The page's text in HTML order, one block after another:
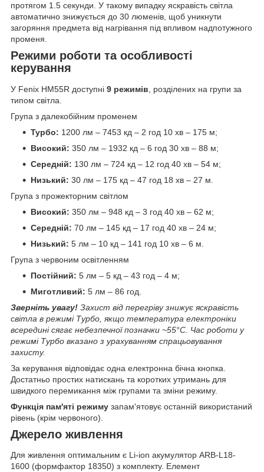
протягом 1.5 секунди. У такому випадку яскравість світла
автоматично знижується до 30 люменів, щоб уникнути
загоряння предмета від нагрівання під впливом надпотужного
променя.
Режими роботи та особливості
керування
У Fenix HM55R доступні 9 режимів , розділених на групи за
типом світла.
Група з далекобійним променем
Турбо: 1200 лм – 7453 кд – 2 год 10 хв – 175 м;
Високий: 350 лм – 1932 кд – 6 год 30 хв – 88 м;
Середній: 130 лм – 724 кд – 12 год 40 хв – 54 м;
Низький: 30 лм – 175 кд – 47 год 18 хв – 27 м.
Група з прожекторним світлом
Високий: 350 лм – 948 кд – 3 год 40 хв – 62 м;
Середній: 70 лм – 145 кд – 17 год 40 хв – 24 м;
Низький: 5 лм – 10 кд – 141 год 10 хв – 6 м.
Група з червоним освітленням
Постійний: 5 лм – 5 кд – 43 год – 4 м;
Миготливий: 5 лм – 86 год.
Зверніть увагу! Захист від перегріву знижує яскравість
світла в режимі Турбо, якщо температура електроніки
всередині сягає небезпечної позначки ~55°C. Час роботи у
режимі Турбо вказано з урахуванням спрацьовування
захисту.
За керування відповідає одна електронна бічна кнопка.
Достатньо простих натискань та коротких утримань для
швидкого перемикання між групами та зміни режиму.
Функція пам'яті режиму запам'ятовує останній використаний
рівень (крім червоного).
Джерело живлення
Для живлення оптимальним є Li-ion акумулятор ARB-L18-
1600 (формфактор 18350) з комплекту. Елемент